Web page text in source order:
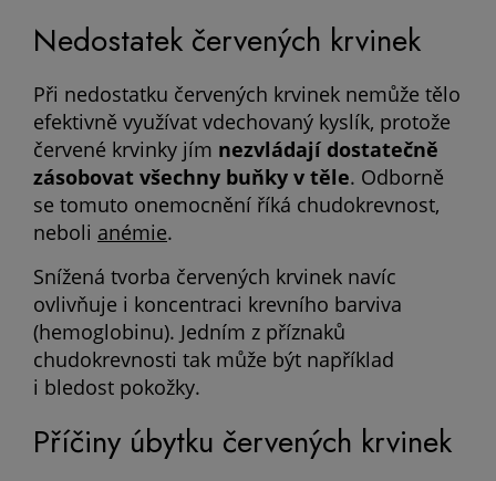
Nedostatek červených krvinek
Při nedostatku červených krvinek nemůže tělo
efektivně využívat vdechovaný kyslík, protože
červené krvinky jím nezvládají dostatečně
zásobovat všechny buňky v těle. Odborně
se tomuto onemocnění říká chudokrevnost,
neboli anémie.
Snížená tvorba červených krvinek navíc
ovlivňuje i koncentraci krevního barviva
(hemoglobinu). Jedním z příznaků
chudokrevnosti tak může být například
i bledost pokožky.
Příčiny úbytku červených krvinek